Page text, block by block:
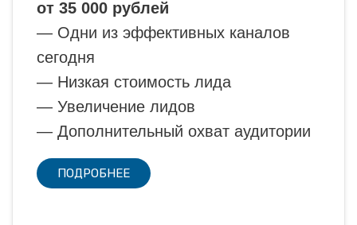
от 35 000 рублей
— Одни из эффективных каналов
сегодня
— Низкая стоимость лида
— Увеличение лидов
— Дополнительный охват аудитории
ПОДРОБНЕЕ